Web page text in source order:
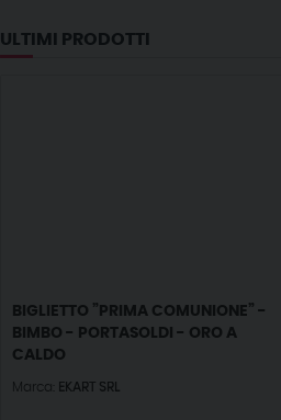
ULTIMI PRODOTTI
BIGLIETTO ”PRIMA COMUNIONE” -
BIMBO - PORTASOLDI - ORO A
CALDO
Marca: EKART SRL